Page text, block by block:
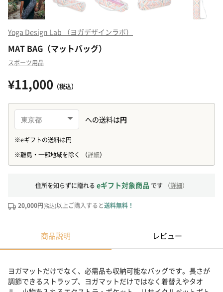
Yoga Design Lab （ヨガデザインラボ）
MAT BAG（マットバッグ）
スポーツ用品
¥11,000 （税込）
住所を知らずに贈れる eギフト対象商品 です （詳細）
20,000円(税込)以上ご購入すると送料無料！
商品説明 レビュー
ヨガマットだけでなく、必需品も収納可能なバッグです。長さが
調節できるストラップ、ヨガマットだけではなく着替えやタオ